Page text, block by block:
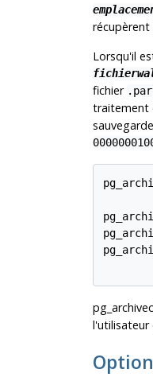
Lorsqu'il
fichier
traitement
l'utilisateur